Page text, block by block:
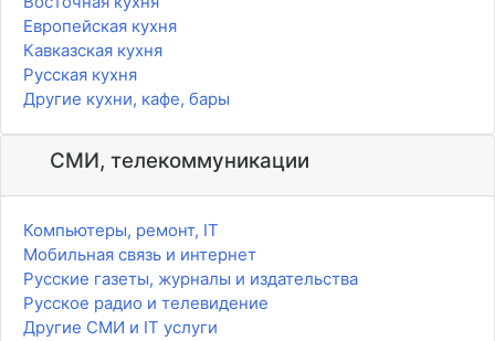
Европейская кухня
Кавказская кухня
Русская кухня
Другие кухни, кафе, бары
СМИ, телекоммуникации
Компьютеры, ремонт, IT
Мобильная связь и интернет
Русские газеты, журналы и издательства
Русское радио и телевидение
Другие СМИ и IT услуги